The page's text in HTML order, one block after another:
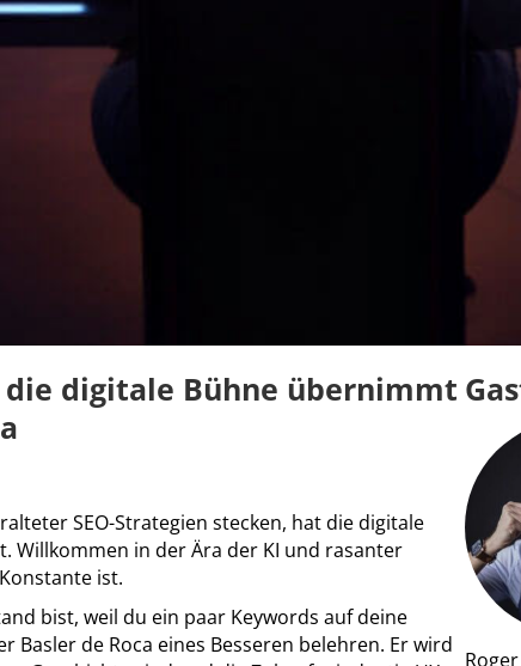
die digitale Bühne übernimmt
SEO-Strategien stecken, hat die digitale
Willkommen in der Ära der KI und rasanter
ist.
bist, weil du ein paar Keywords auf deine
Basler de Roca eines Besseren belehren. Er wird